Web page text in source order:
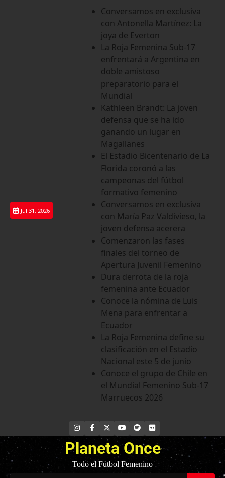
Jul 31, 2026
Conversamos en exclusiva
con Antonella Martínez: La
joya de Everton
La Roja Femenina Sub-17
enfrentará a Argentina en
doble amistoso
preparatorio para el
Mundial
Kathleen Brandt: La joven
defensa que se ha ido
ganando un lugar en
Magallanes
El Estadio Bicentenario de La
Florida coronó a las
campeonas del fútbol
formativo femenino
Conversamos en exclusiva
con María Paz Valdivieso, la
joven defensa acerera
Comenzaron las fases
finales del torneo de
Apertura Juvenil Femenino
Dura derrota de la roja
femenina ante Ecuador
Conoce la nómina de Luis
Mena para enfrentar a
Ecuador
La Roja Femenina define su
clasificación en el Estadio
Nacional este 5 de junio
Conoce el grupo de Chile en
el Mundial Femenino Sub-17
Marruecos 2026
INSTAGRAM
FACEBOOK YOUTUBE
SPOTIFYFLICKR
Planeta Once
Todo el Fútbol Femenino